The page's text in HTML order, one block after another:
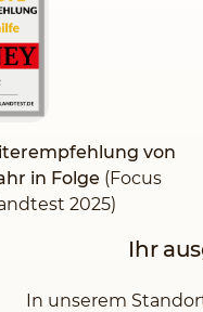
von
in Folge (Focus
2025)
Ihr
In unserem